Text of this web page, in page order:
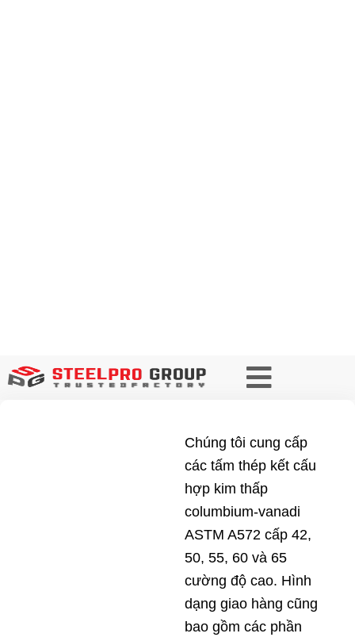
Chúng tôi cung cấp
các tấm thép kết cấu
hợp kim thấp
columbium-vanadi
ASTM A572 cấp 42,
50, 55, 60 và 65
cường độ cao. Hình
dạng giao hàng cũng
bao gồm các phần